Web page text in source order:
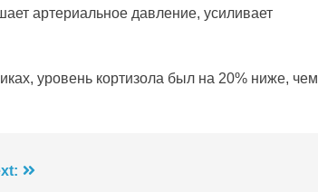
артериальное давление, усиливает
уровень кортизола был на 20% ниже, чем